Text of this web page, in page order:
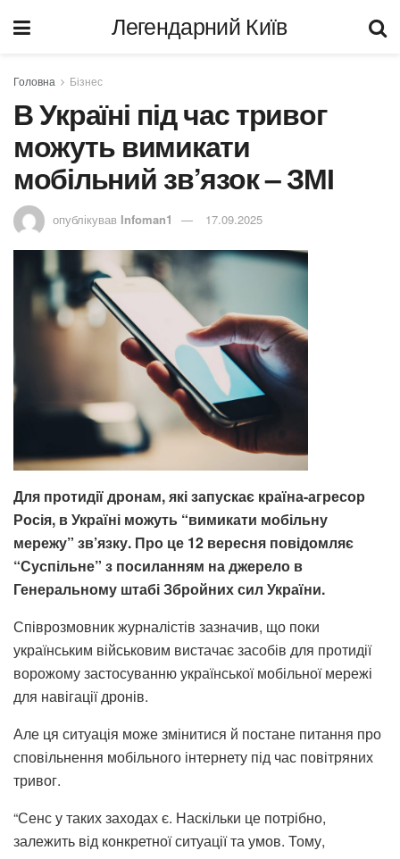
Легендарний Київ
Головна Бізнес
В Україні під час тривог
можуть вимикати
мобільний зв’язок – ЗМІ
опублікував Infoman1 17.09.2025
Для протидії дронам, які запускає країна-агресор
Росія, в Україні можуть “вимикати мобільну
мережу” зв’язку. Про це 12 вересня повідомляє
“Суспільне” з посиланням на джерело в
Генеральному штабі Збройних сил України.
Співрозмовник журналістів зазначив, що поки
українським військовим вистачає засобів для протидії
ворожому застосуванню української мобільної мережі
для навігації дронів.
Але ця ситуація може змінитися й постане питання про
сповільнення мобільного інтернету під час повітряних
тривог.
“Сенс у таких заходах є. Наскільки це потрібно,
залежить від конкретної ситуації та умов. Тому,